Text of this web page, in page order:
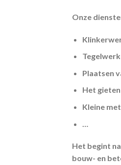
Onze
Plaatsen
Het
Kleine
Het begint
bouw- en